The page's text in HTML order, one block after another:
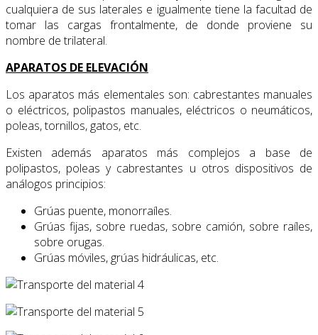
cualquiera de sus laterales e igualmente tiene la facultad de
tomar las cargas frontalmente, de donde proviene su
nombre de trilateral.
APARATOS DE ELEVACIÓN
Los aparatos más elementales son: cabrestantes manuales
o eléctricos, polipastos manuales, eléctricos o neumáticos,
poleas, tornillos, gatos, etc.
Existen además aparatos más complejos a base de
polipastos, poleas y cabrestantes u otros dispositivos de
análogos principios:
Grúas puente, monorraíles.
Grúas fijas, sobre ruedas, sobre camión, sobre raíles,
sobre orugas.
Grúas móviles, grúas hidráulicas, etc.